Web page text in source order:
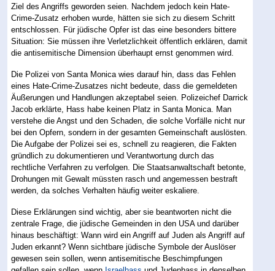
Ziel des Angriffs geworden seien. Nachdem jedoch kein Hate-
Crime-Zusatz erhoben wurde, hätten sie sich zu diesem Schritt
entschlossen. Für jüdische Opfer ist das eine besonders bittere
Situation: Sie müssen ihre Verletzlichkeit öffentlich erklären, damit
die antisemitische Dimension überhaupt ernst genommen wird.
Die Polizei von Santa Monica wies darauf hin, dass das Fehlen
eines Hate-Crime-Zusatzes nicht bedeute, dass die gemeldeten
Äußerungen und Handlungen akzeptabel seien. Polizeichef Darrick
Jacob erklärte, Hass habe keinen Platz in Santa Monica. Man
verstehe die Angst und den Schaden, die solche Vorfälle nicht nur
bei den Opfern, sondern in der gesamten Gemeinschaft auslösten.
Die Aufgabe der Polizei sei es, schnell zu reagieren, die Fakten
gründlich zu dokumentieren und Verantwortung durch das
rechtliche Verfahren zu verfolgen. Die Staatsanwaltschaft betonte,
Drohungen mit Gewalt müssten rasch und angemessen bestraft
werden, da solches Verhalten häufig weiter eskaliere.
Diese Erklärungen sind wichtig, aber sie beantworten nicht die
zentrale Frage, die jüdische Gemeinden in den USA und darüber
hinaus beschäftigt: Wann wird ein Angriff auf Juden als Angriff auf
Juden erkannt? Wenn sichtbare jüdische Symbole der Auslöser
gewesen sein sollen, wenn antisemitische Beschimpfungen